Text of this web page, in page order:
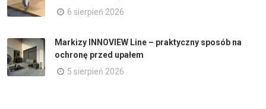
6 sierpień 2026
Markizy INNOVIEW Line – praktyczny sposób na
ochronę przed upałem
5 sierpień 2026